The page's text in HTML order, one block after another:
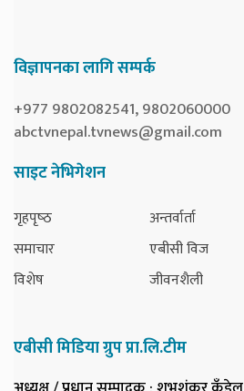
विज्ञापनका लागि सम्पर्क
+977 9802082541, 9802060000
abctvnepal.tvnews@gmail.com
साइट नेभिगेशन
गृहपृष्‍ठ
समाचार
विशेष
अन्तर्वार्ता
एबीसी विज
जीवनशैली
एबीसी मिडिया ग्रुप प्रा.लि.टीम